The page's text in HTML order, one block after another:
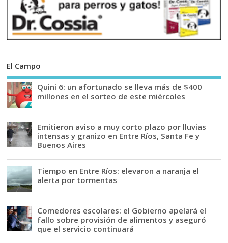
El Campo
Quini 6: un afortunado se lleva más de $400
millones en el sorteo de este miércoles
Emitieron aviso a muy corto plazo por lluvias
intensas y granizo en Entre Ríos, Santa Fe y
Buenos Aires
Tiempo en Entre Ríos: elevaron a naranja el
alerta por tormentas
Comedores escolares: el Gobierno apelará el
fallo sobre provisión de alimentos y aseguró
que el servicio continuará